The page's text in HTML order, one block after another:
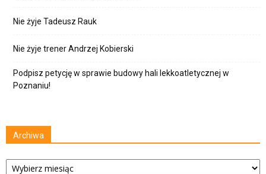
Nie żyje Tadeusz Rauk
Nie żyje trener Andrzej Kobierski
Podpisz petycję w sprawie budowy hali lekkoatletycznej w
Poznaniu!
Archiwa
Archiwa